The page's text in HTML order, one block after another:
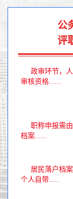
公
评
政审环节，
审核资格......
职称申报需
档案......
居民落户档
个人自带.....